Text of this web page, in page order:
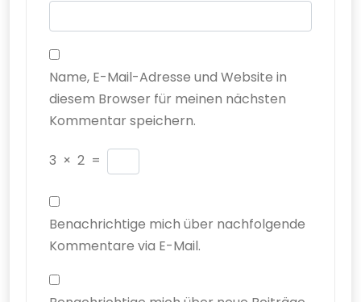
Name, E-Mail-Adresse und Website in
diesem Browser für meinen nächsten
Kommentar speichern.
3 × 2 =
Benachrichtige mich über nachfolgende
Kommentare via E-Mail.